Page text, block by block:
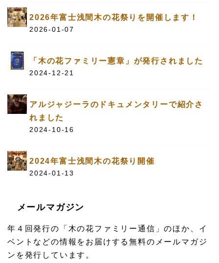
2026年富士浅間木の花祭りを開催します！
2026-01-07
「木の花ファミリー憲章」が発行されました
2024-12-21
アルジャジーラのドキュメンタリーで紹介さ
れました
2024-10-16
2024年富士浅間木の花祭り開催
2024-01-13
メールマガジン
年４回発行の「木の花ファミリー通信」のほか、イ
ベントなどの情報をお届けする無料のメールマガジ
ンを発行しています。